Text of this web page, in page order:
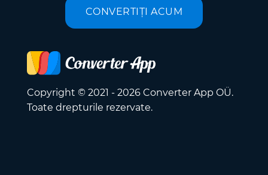
CONVERTIȚI ACUM
Copyright © 2021 - 2026 Converter App OÜ.
Toate drepturile rezervate.